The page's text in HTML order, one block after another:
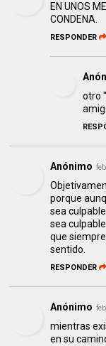
EN UNOS
CONDENA.
RESPONDER
otro
Anónimo
porque
sea
sea
que
sentido.
RESPONDER
Anónimo
mientras
en su